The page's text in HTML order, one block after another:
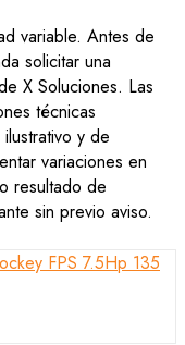
variable. Antes de
solicitar una
X Soluciones. Las
técnicas
y de
variaciones en
resultado de
sin previo aviso.